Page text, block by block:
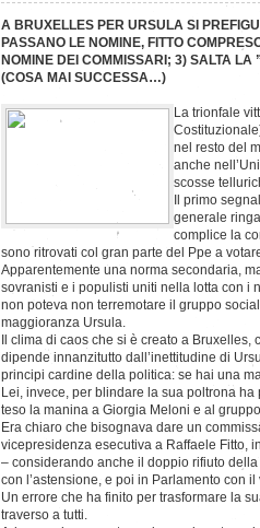
A BRUXELLES PER URSULA SI
PASSANO LE NOMINE, FITTO
NOMINE DEI COMMISSARI; 3) SALTA
(COSA MAI SUCCESSA…)
La trionfale
nel resto del
anche
scosse
Il primo
generale
complice la
sono ritrovati col gran parte del Ppe a
Apparentemente una norma secondaria,
sovranisti e i populisti uniti nella lotta con i
non poteva non terremotare il gruppo
maggioranza Ursula.
Il clima di caos che si è creato a
dipende innanzitutto dall’inettitudine di
principi cardine della politica: se hai una
Lei, invece, per blindare la sua poltrona
teso la manina a Giorgia Meloni e al
Era chiaro che bisognava dare un
vicepresidenza esecutiva a Raffaele Fitto,
– considerando anche il doppio rifiuto
con l’astensione, e poi in Parlamento con
Un errore che ha finito per trasformare la
traverso a tutti.